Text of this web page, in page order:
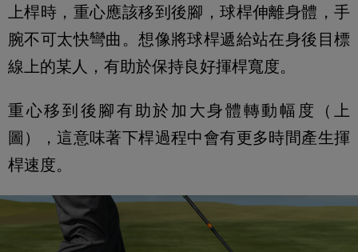
上桿時，重心應該移到後腳，球桿伸離身體，手
腕不可太快彎曲。想像將球桿遞給站在身後目標
線上的某人，有助於保持良好揮桿寬度。
重心移到後腳有助於加大身體轉動幅度（上
圖），這意味著下桿過程中會有更多時間產生揮
桿速度。